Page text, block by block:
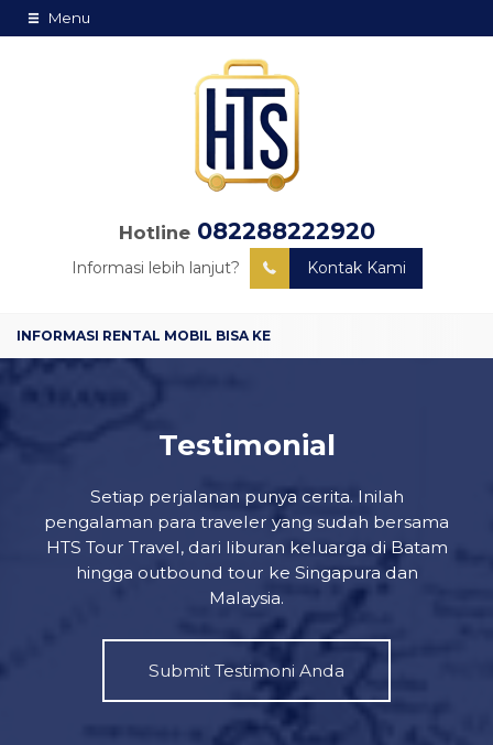
Menu
Hotline 082288222920
Informasi lebih lanjut? Kontak Kami
Testimonial
Setiap perjalanan punya cerita. Inilah
pengalaman para traveler yang sudah bersama
HTS Tour Travel, dari liburan keluarga di Batam
hingga outbound tour ke Singapura dan
Malaysia.
Submit Testimoni Anda